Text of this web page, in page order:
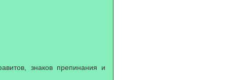
знаков препинания и